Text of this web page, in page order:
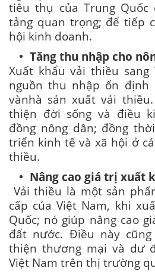
tiêu thụ của Trung Quốc
tảng quan trọng; để tiếp
hội kinh doanh.
Tăng thu nhập cho
Xuất khẩu vải thiều sang
nguồn thu nhập ổn định
vànhà sản xuất vải
thiện đời sống và điều
đồng nông dân; đồng
triển kinh tế và xã hội ở
thiều.
Nâng cao giá trị xuất
Vải thiều là một sản
cấp của Việt Nam, khi
Quốc; nó giúp nâng cao
đất nước. Điều này
thiện thương mại và dư
Việt Nam trên thị trường